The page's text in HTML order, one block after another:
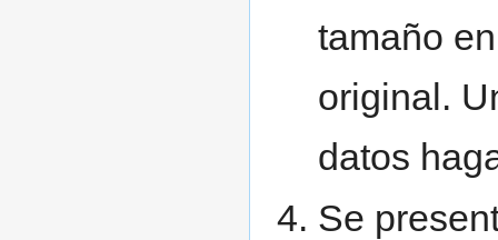
tamaño
original.
datos
Se